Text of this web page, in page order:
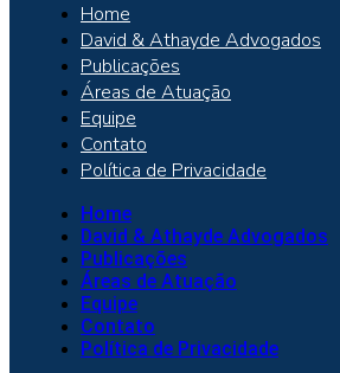
Home
David & Athayde Advogados
Publicações
Áreas de Atuação
Equipe
Contato
Política de Privacidade
Home
David & Athayde Advogados
Publicações
Áreas de Atuação
Equipe
Contato
Política de Privacidade